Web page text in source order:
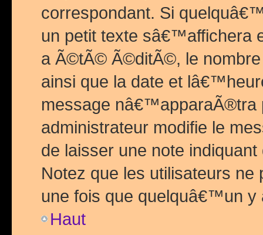
correspondant. Si
un petit texte sâ€™affichera
a Ã©tÃ© Ã©ditÃ©, le
ainsi que la date et
message nâ€™apparaÃ®tra
administrateur modifie le
de laisser une note
Notez que les utilisateurs
une fois que quelquâ€™un y
Haut